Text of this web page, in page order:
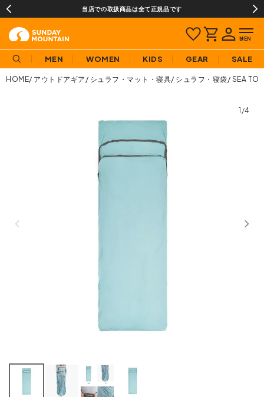
当店での取扱商品は全て正規品です
MEN WOMEN KIDS GEAR SALE
HOME アウトドアギア シュラフ・マット・寝具 シュラフ・寝袋 SEA TO
1/4